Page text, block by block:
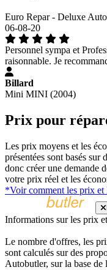
Euro Repar - Deluxe
06-08-20
Personnel sympa et
raisonnable. Je
Billard
Mini MINI (2004)
Prix pour
Les prix moyens et les
présentées sont basés sur
donc créer une demande
votre prix réel et les
*Voir comment les prix et
Informations sur les prix
Le nombre d'offres, les
sont calculés sur des
Autobutler, sur la base